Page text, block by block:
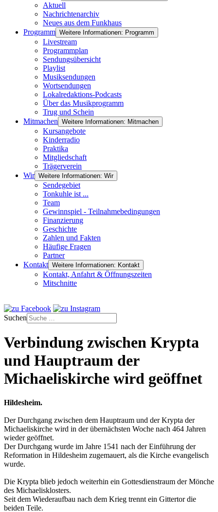
Aktuell
Nachrichtenarchiv
Neues aus dem Funkhaus
Programm Weitere Informationen: Programm
Livestream
Programmplan
Sendungsübersicht
Playlist
Musiksendungen
Wortsendungen
Lokalredaktions-Podcasts
Über das Musikprogramm
Trug und Schein
Mitmachen Weitere Informationen: Mitmachen
Kursangebote
Kinderradio
Praktika
Mitgliedschaft
Trägerverein
Wir Weitere Informationen: Wir
Sendegebiet
Tonkuhle ist ...
Team
Gewinnspiel - Teilnahmebedingungen
Finanzierung
Geschichte
Zahlen und Fakten
Häufige Fragen
Partner
Kontakt Weitere Informationen: Kontakt
Kontakt, Anfahrt & Öffnungszeiten
Mitschnitte
Suchen
Verbindung zwischen Krypta
und Hauptraum der
Michaeliskirche wird geöffnet
Hildesheim.
Der Durchgang zwischen dem Hauptraum und der Krypta der
Michaeliskirche wird in der übernächsten Woche nach 464 Jahren
wieder geöffnet.
Der Durchgang wurde im Jahre 1541 nach der Einführung der
Reformation in Hildesheim zugemauert, als die Kirche evangelisch
wurde.
Die Krypta blieb jedoch weiterhin ein Gottesdienstraum der Mönche
des Michaelisklosters.
Seit dem Wiederaufbau nach dem Krieg trennt ein Gittertor die
beiden Teile.